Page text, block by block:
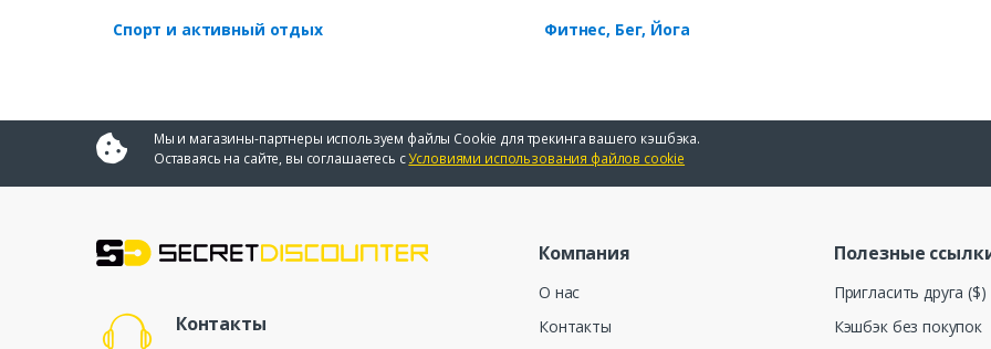
Спорт и активный отдых Фитнес, Бег, Йога
Мы и магазины-партнеры используем файлы Cookie для трекинга вашего кэшбэка.
Оставаясь на сайте, вы соглашаетесь сУсловиями использования файлов cookie
Контакты
Компания
О нас
Контакты
Полезные
Пригласить друга ($)
Кэшбэк без покупок